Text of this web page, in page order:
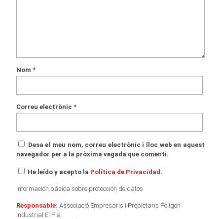
Nom *
Correu electrònic *
Desa el meu nom, correu electrònic i lloc web en aquest
navegador per a la pròxima vegada que comenti.
He leído y acepto la Política de Privacidad.
Información básica sobre protección de datos
Responsable: Associació Empresaris i Propietaris Polígon
Industrial El Pla.